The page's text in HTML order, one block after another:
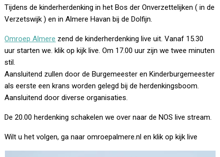
Tijdens de kinderherdenking in het Bos der Onverzettelijken ( in de
Verzetswijk ) en in Almere Havan bij de Dolfijn.
Omroep Almere zend de kinderherdenking live uit. Vanaf 15.30
uur starten we. klik op kijk live. Om 17.00 uur zijn we twee minuten
stil.
Aansluitend zullen door de Burgemeester en Kinderburgemeester
als eerste een krans worden gelegd bij de herdenkingsboom.
Aansluitend door diverse organisaties.
De 20.00 herdenking schakelen we over naar de NOS live stream.
Wilt u het volgen, ga naar omroepalmere.nl en klik op kijk live